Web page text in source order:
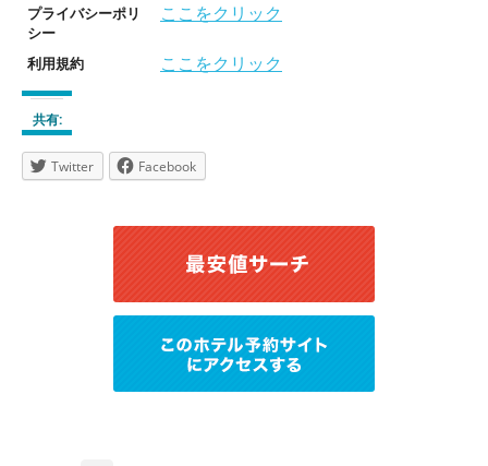
プライバシーポリ
シー
ここをクリック
利用規約 ここをクリック
共有:
Twitter Facebook